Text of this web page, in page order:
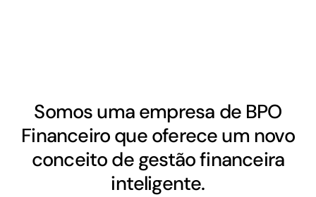
Somos uma empresa de BPO
Financeiro que oferece um novo
conceito de gestão financeira
inteligente.